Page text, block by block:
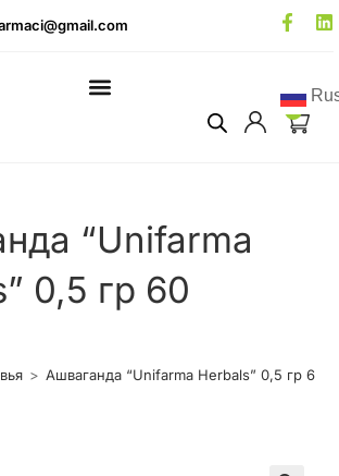
0
“Unifarma
0,5 гр 60
> Ашваганда “Unifarma Herbals” 0,5 гр 60